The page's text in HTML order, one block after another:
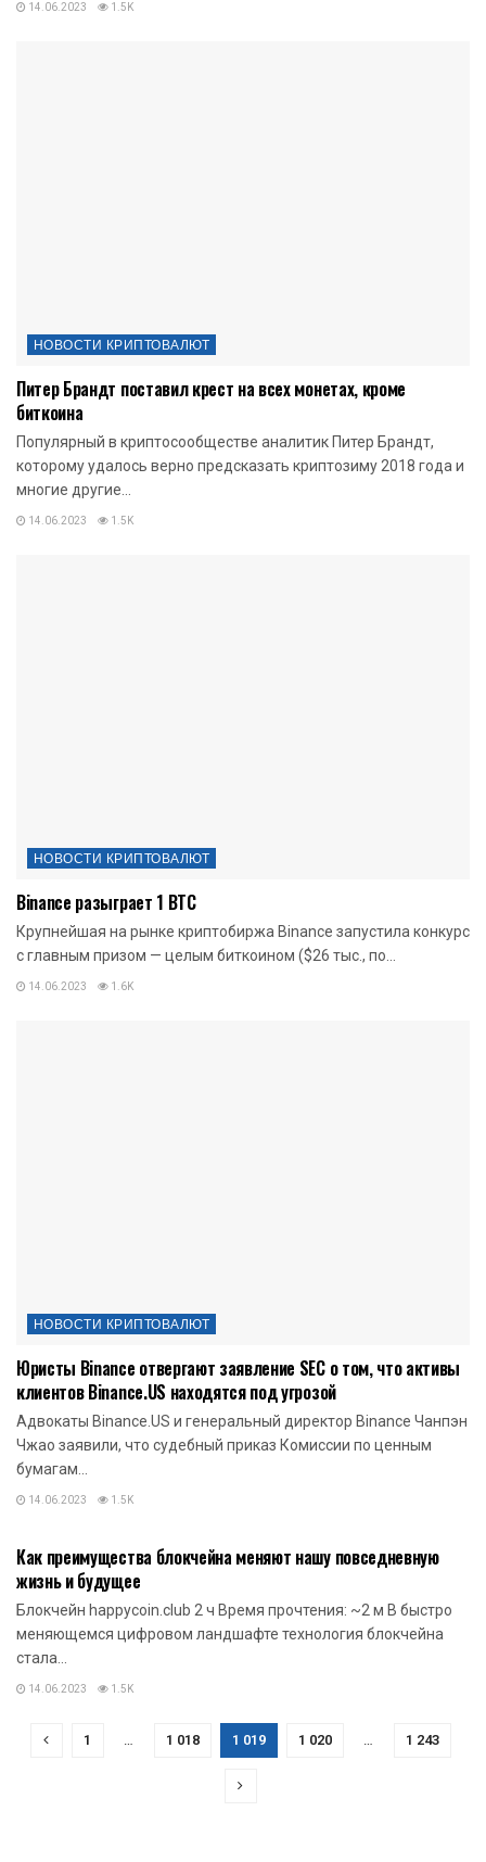
14.06.2023 1.5K
НОВОСТИ КРИПТОВАЛЮТ
Питер Брандт поставил крест на всех монетах, кроме
биткоина
Популярный в криптосообществе аналитик Питер Брандт,
которому удалось верно предсказать криптозиму 2018 года и
многие другие...
14.06.2023 1.5K
НОВОСТИ КРИПТОВАЛЮТ
Binance разыграет 1 BTC
Крупнейшая на рынке криптобиржа Binance запустила конкурс
с главным призом — целым биткоином ($26 тыс., по...
14.06.2023 1.6K
НОВОСТИ КРИПТОВАЛЮТ
Юристы Binance отвергают заявление SEC о том, что активы
клиентов Binance.US находятся под угрозой
Адвокаты Binance.US и генеральный директор Binance Чанпэн
Чжао заявили, что судебный приказ Комиссии по ценным
бумагам...
14.06.2023 1.5K
Как преимущества блокчейна меняют нашу повседневную
жизнь и будущее
Блокчейн happycoin.club 2 ч Время прочтения: ~2 м В быстро
меняющемся цифровом ландшафте технология блокчейна
стала...
14.06.2023 1.5K
1 … 1 018 1 019 1 020 … 1 243